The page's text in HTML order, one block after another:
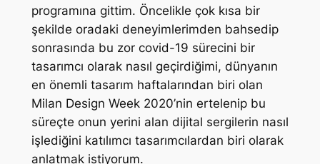
programına gittim. Öncelikle çok kısa bir
şekilde oradaki deneyimlerimden bahsedip
sonrasında bu zor covid-19 sürecini bir
tasarımcı olarak nasıl geçirdiğimi, dünyanın
en önemli tasarım haftalarından biri olan
Milan Design Week 2020’nin ertelenip bu
süreçte onun yerini alan dijital sergilerin nasıl
işlediğini katılımcı tasarımcılardan biri olarak
anlatmak istiyorum.